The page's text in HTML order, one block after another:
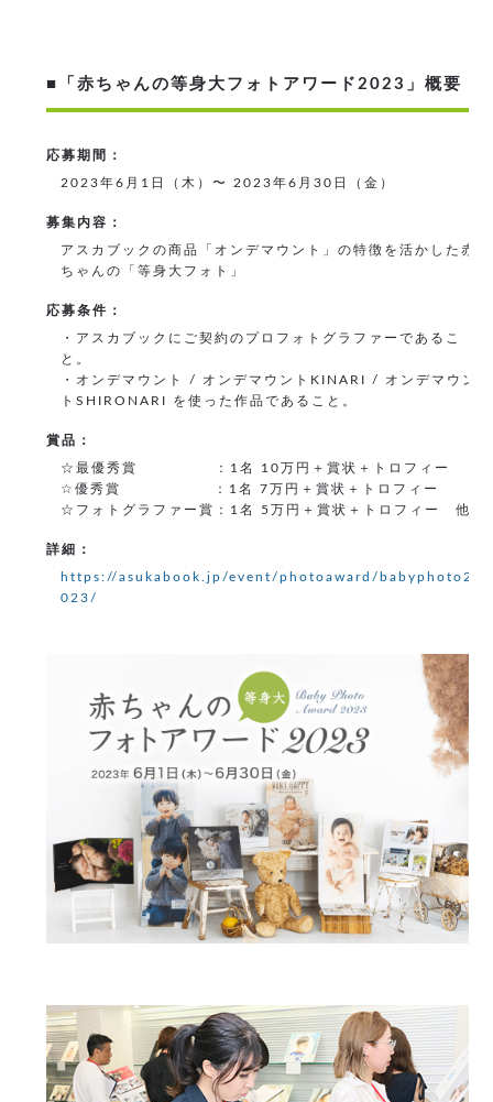
■「赤ちゃんの等身大フォトアワード2023」概要
応募期間：
2023年6月1日（木）〜 2023年6月30日（金）
募集内容：
アスカブックの商品「オンデマウント」の特徴を活かした赤
ちゃんの「等身大フォト」
応募条件：
・アスカブックにご契約のプロフォトグラファーであるこ
と。
・オンデマウント / オンデマウントKINARI / オンデマウン
トSHIRONARI を使った作品であること。
賞品：
☆最優秀賞 ：1名 10万円＋賞状＋トロフィー
☆優秀賞 ：1名 7万円＋賞状＋トロフィー
☆フォトグラファー賞：1名 5万円＋賞状＋トロフィー 他
詳細：
https://asukabook.jp/event/photoaward/babyphoto2
023/